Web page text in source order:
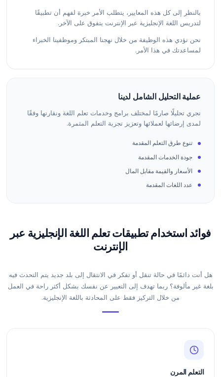
بالنظر إلى كل هذه المعايير، يتطلب الأمر خبرة لفهم أن تطبيقًا
لتدريس اللغة الإنجليزية عبر الإنترنت يتفوق على الآخر.
نحن نؤدي هذه الوظيفة من خلال نهجنا المبتكر وموظفينا الخبراء
لمساعدتك في هذا الأمر.
عملية التحليل الشامل لدينا
نجري تحليلًا صارمًا لمختلف برامج وخدمات تعلم اللغة ونقارنها وفقًا
لمدى إرضائها لعملائها وتعزيز تجربة التعلم المثمرة.
تنوع طرق التعلم المقدمة
جودة الخدمات المقدمة
الأسعار والقيمة مقابل المال
عدد اللغات المقدمة
فوائد استخدام تطبيقات تعلم اللغة الإنجليزية عبر
الإنترنت
هل أنت دائمًا في حالة تنقل أو تفكر في الانتقال إلى بلد جديد يتم التحدث فيه
بلغة غير مألوفة؟ ربما تهدف إلى التعبير عن نفسك بشكل أكثر راحة في العمل
من خلال التركيز فقط على المحادثة باللغة الإنجليزية.
التعلم المرن